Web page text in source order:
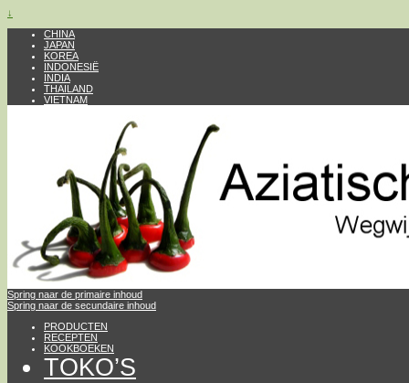
↓
CHINA
JAPAN
KOREA
INDONESIË
INDIA
THAILAND
VIETNAM
Spring naar de primaire inhoud
Spring naar de secundaire inhoud
PRODUCTEN
RECEPTEN
KOOKBOEKEN
TOKO’S